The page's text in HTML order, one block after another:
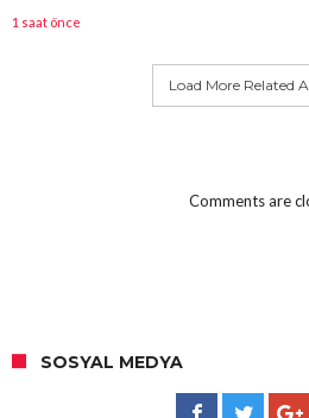
1 saat önce
Load More Related
Comments are
SOSYAL MEDYA